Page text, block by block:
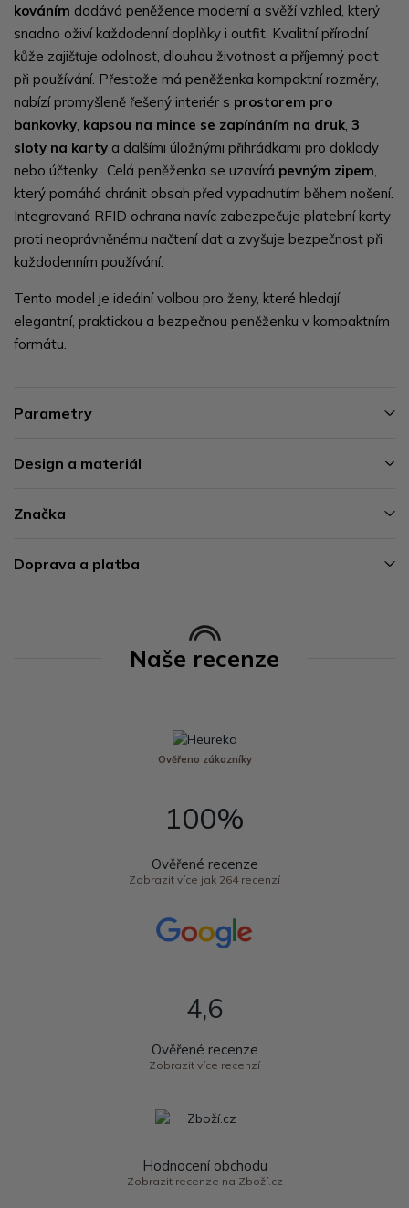
kováním dodává peněžence moderní a svěží vzhled, který
snadno oživí každodenní doplňky i outfit. Kvalitní přírodní
kůže zajišťuje odolnost, dlouhou životnost a příjemný pocit
při používání. Přestože má peněženka kompaktní rozměry,
nabízí promyšleně řešený interiér s prostorem pro
bankovky kapsou na mince se zapínáním na druk 3
sloty na karty a dalšími úložnými přihrádkami pro doklady
nebo účtenky. Celá peněženka se uzavírá pevným zipem
který pomáhá chránit obsah před vypadnutím během nošení.
Integrovaná RFID ochrana navíc zabezpečuje platební karty
proti neoprávněnému načtení dat a zvyšuje bezpečnost při
každodenním používání.
Tento model je ideální volbou pro ženy, které hledají
elegantní, praktickou a bezpečnou peněženku v kompaktním
formátu.
Parametry
Design a materiál
Značka
Doprava a platba
Naše recenze
Ověřeno zákazníky
100%
Ověřené recenze
Zobrazit více jak 264 recenzí
4,6
Ověřené recenze
Zobrazit více recenzí
Hodnocení obchodu
Zobrazit recenze na Zboží.cz